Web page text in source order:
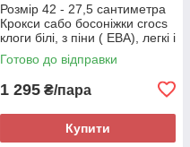
Розмір 42 - 27,5 сантиметра
Крокси сабо босоніжки crocs
клоги білі, з піни ( ЕВА), легкі і
зручні
Готово до відправки
1 295 ₴/пара
Купити